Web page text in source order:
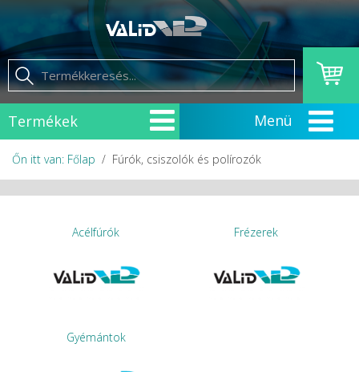
Termékek
Őn itt van: Főlap Fúrók, csiszolók és polírozók
Acélfúrók Frézerek
Gyémántok